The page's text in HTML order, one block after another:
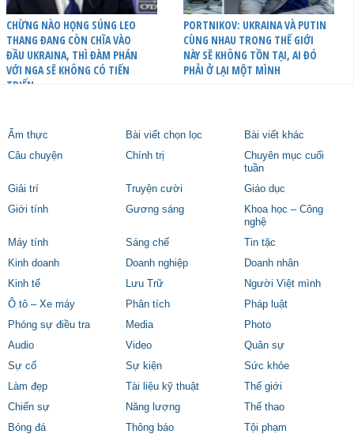
CHỪNG NÀO HỌNG SÚNG LEO
THANG ĐANG CÒN CHĨA VÀO
ĐẦU UKRAINA, THÌ ĐÀM PHÁN
VỚI NGA SẼ KHÔNG CÓ TIẾN
TRIỂN
PORTNIKOV: UKRAINA VÀ PUTIN
CÙNG NHAU TRONG THẾ GIỚI
NÀY SẼ KHÔNG TỒN TẠI, AI ĐÓ
PHẢI Ở LẠI MỘT MÌNH
Ẩm thực Bài viết chọn lọc
Bài viết khác
Câu chuyện
Chính trị
Chuyên mục cuối
tuần
Giải trí
Truyện cười
Giáo dục
Giới tính
Gương sáng
Khoa học – Công
nghệ
Máy tính
Sáng chế
Tin tặc
Kinh doanh
Doanh nghiệp
Doanh nhân
Kinh tế
Lưu Trữ
Người Việt mình
Ô tô – Xe máy
Phân tích
Pháp luật
Phóng sự điều tra
Media
Photo
Audio
Video
Quân sự
Sự cố
Sự kiện
Sức khỏe
Làm đẹp
Tài liệu kỹ thuật
Thế giới
Chiến sự
Năng lượng
Thể thao
Bóng đá
Thông báo
Tội phạm